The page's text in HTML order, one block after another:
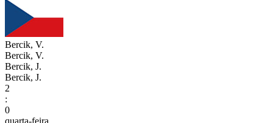
Bercik, V.
Bercik, V.
Bercik, J.
Bercik, J.
2
:
0
quarta-feira